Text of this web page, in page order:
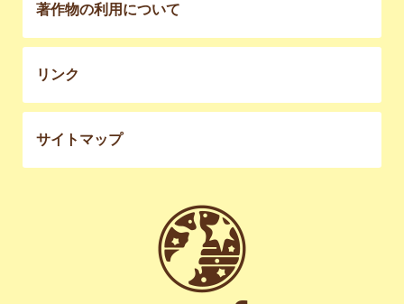
著作物の利用について
リンク
サイトマップ